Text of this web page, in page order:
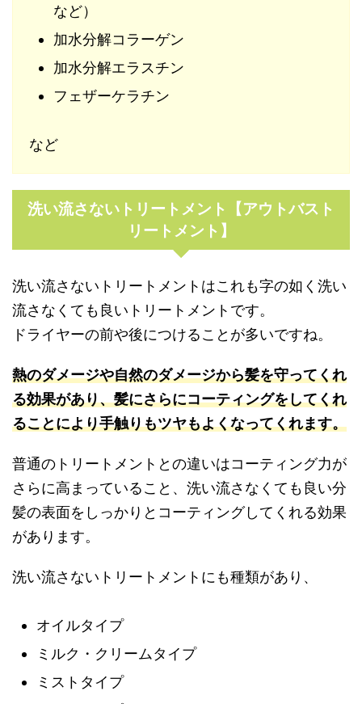
など）
加水分解コラーゲン
加水分解エラスチン
フェザーケラチン
など
洗い流さないトリートメント【アウトバスト
リートメント】
洗い流さないトリートメントはこれも字の如く洗い
流さなくても良いトリートメントです。
ドライヤーの前や後につけることが多いですね。
熱のダメージや自然のダメージから髪を守ってくれ
る効果があり、髪にさらにコーティングをしてくれ
ることにより手触りもツヤもよくなってくれます。
普通のトリートメントとの違いはコーティング力が
さらに高まっていること、洗い流さなくても良い分
髪の表面をしっかりとコーティングしてくれる効果
があります。
洗い流さないトリートメントにも種類があり、
オイルタイプ
ミルク・クリームタイプ
ミストタイプ